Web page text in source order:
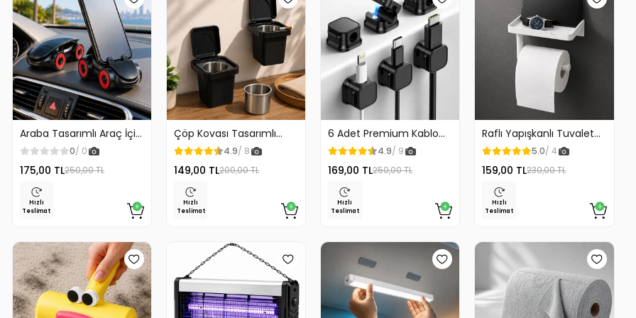
Araba Tasarımlı Araç İçi
Telefon Tutucu 360
Dönebilen Ayarlı
0/ 0
175,00 TL250,00 TL
Hızlı
Teslimat
Çöp Kovası Tasarımlı
Küllük Duvar Masaüstü
ve Araç İçin Uygun
Kullanım
4.9/ 8
149,00 TL200,00 TL
Hızlı
Teslimat
6 Adet Premium Kablo
Düzenleyici Kablo
Tutucu Mıknatıslı Kapak
Özellikli
4.9/ 9
169,00 TL250,00 TL
Hızlı
Teslimat
Raflı Yapışkanlı Tuvalet
Kağıdı Askılığı
5.0/ 4
159,00 TL230,00 TL
Hızlı
Teslimat